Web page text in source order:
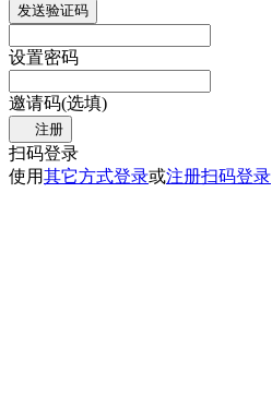
发送验证码
设置密码
邀请码(选填)
注册
扫码登录
使用其它方式登录或注册扫码登录